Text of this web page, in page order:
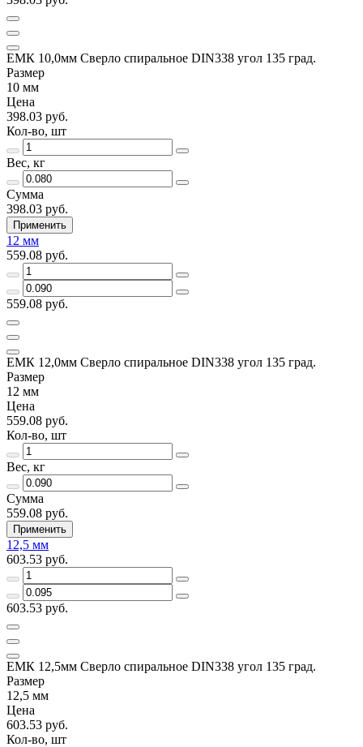
ЕМК 10,0мм Сверло спиральное DIN338 угол 135 град.
Размер
10 мм
Цена
398.03 руб.
Кол-во, шт
Вес, кг
Сумма
398.03 руб.
Применить
12 мм
559.08 руб.
559.08 руб.
ЕМК 12,0мм Сверло спиральное DIN338 угол 135 град.
Размер
12 мм
Цена
559.08 руб.
Кол-во, шт
Вес, кг
Сумма
559.08 руб.
Применить
12,5 мм
603.53 руб.
603.53 руб.
ЕМК 12,5мм Сверло спиральное DIN338 угол 135 град.
Размер
12,5 мм
Цена
603.53 руб.
Кол-во, шт